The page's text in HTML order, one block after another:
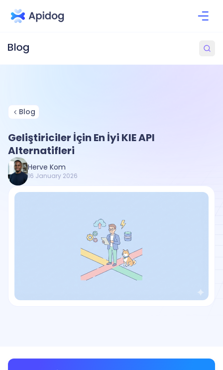
Blog
Geliştiriciler İçin En İyi KIE API
Alternatifleri
Herve Kom
16 January 2026